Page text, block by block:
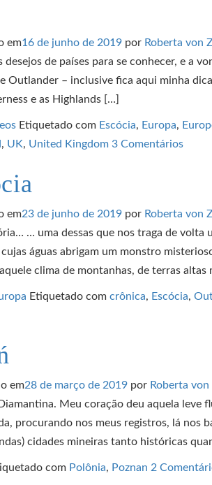
em16 de junho de 2019 por Roberta von
de países para se conhecer, e a
Outlander – inclusive fica aqui minha
e as Highlands […]
Etiquetado com Escócia, Europa,
, UK, United Kingdom 3 Comentários
em23 de junho de 2019 por Roberta von
… uma dessas que nos traga de volta
águas abrigam um monstro
clima de montanhas, de terras altas
Etiquetado com crônica, Escócia,
em28 de março de 2019 por Roberta
Meu coração deu aquela leve
procurando nos meus registros, lá nos
cidades mineiras tanto históricas
com Polônia, Poznan 2